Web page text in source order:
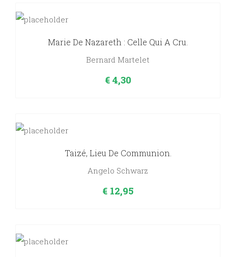
Marie De Nazareth : Celle Qui A Cru.
Bernard Martelet
€4,30
Taizé, Lieu De Communion.
Angelo Schwarz
€ 12,95